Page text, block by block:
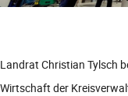
Landrat Christian Tylsch
Wirtschaft der